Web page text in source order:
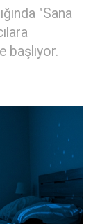
"Sana
başlıyor.